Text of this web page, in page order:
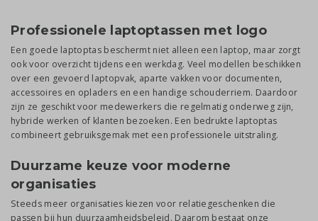
Professionele laptoptassen met logo
Een goede laptoptas beschermt niet alleen een laptop, maar zorgt
ook voor overzicht tijdens een werkdag. Veel modellen beschikken
over een gevoerd laptopvak, aparte vakken voor documenten,
accessoires en opladers en een handige schouderriem. Daardoor
zijn ze geschikt voor medewerkers die regelmatig onderweg zijn,
hybride werken of klanten bezoeken. Een bedrukte laptoptas
combineert gebruiksgemak met een professionele uitstraling.
Duurzame keuze voor moderne
organisaties
Steeds meer organisaties kiezen voor relatiegeschenken die
passen bij hun duurzaamheidsbeleid. Daarom bestaat onze